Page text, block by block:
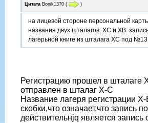
Цитата Bonik1370 ( )
на лицевой стороне персональной
названия двух шталагов. XC и XB.
лагерьной книге из шталага ХС под
Регистрацию прошел в шталаге
отправлен в шталаг X-C
Название лагеря регистрации
скобки,что означает,что запись
действительнjq является запись